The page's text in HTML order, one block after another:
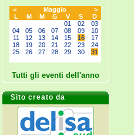
< Maggio
>
L
M M G V S
D
01 02
03
04
05 06 07 08 09
10
11
12 13 14 15 16
17
18
19 20 21 22 23
24
25
26 27 28 29 30
31
Tutti gli eventi dell'anno
Sito creato da